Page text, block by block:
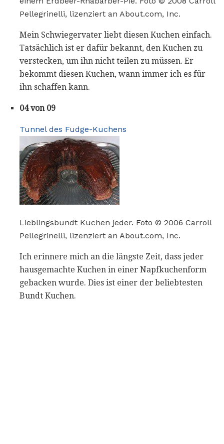
Pellegrinelli, lizenziert an About.com, Inc.
Mein Schwiegervater liebt diesen Kuchen einfach.
Tatsächlich ist er dafür bekannt, den Kuchen zu
verstecken, um ihn nicht teilen zu müssen. Er
bekommt diesen Kuchen, wann immer ich es für
ihn schaffen kann.
04 von 09
Tunnel des Fudge-Kuchens
Lieblingsbundt Kuchen jeder. Foto © 2006 Carroll
Pellegrinelli, lizenziert an About.com, Inc.
Ich erinnere mich an die längste Zeit, dass jeder
hausgemachte Kuchen in einer Napfkuchenform
gebacken wurde. Dies ist einer der beliebtesten
Bundt Kuchen.